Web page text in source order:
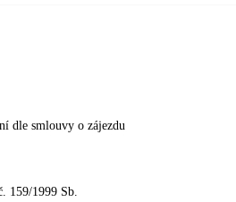
dle smlouvy o zájezdu
159/1999 Sb.